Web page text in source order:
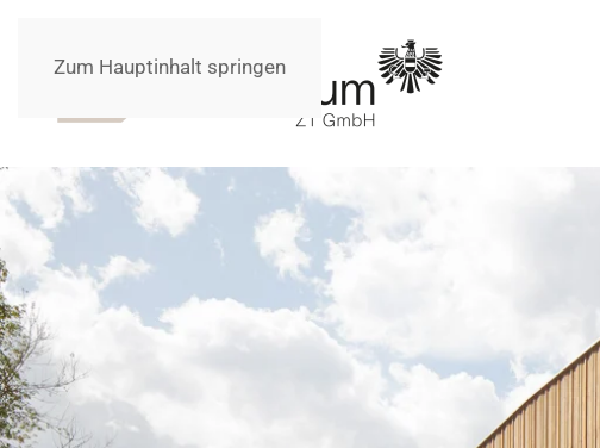
Zum Hauptinhalt springen